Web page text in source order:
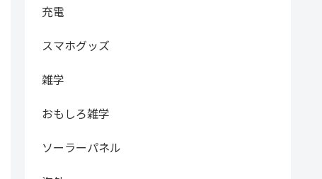
充電
スマホグッズ
雑学
おもしろ雑学
ソーラーパネル